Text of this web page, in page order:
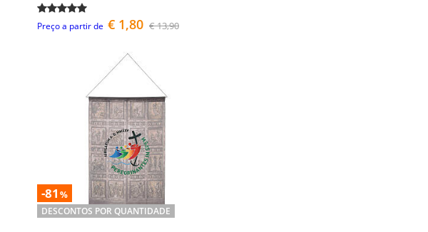
Preço a partir de € 1,80 € 13,90
-81 %
DESCONTOS POR QUANTIDADE